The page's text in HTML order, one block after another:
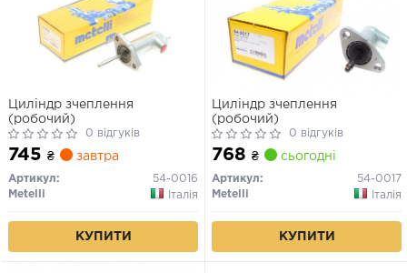
Циліндр зчеплення
(робочий)
0 відгуків
745 ₴ завтра
Артикул:
54-0016
Metelli
Італія
КУПИТИ
Циліндр зчеплення
(робочий)
0 відгуків
768 ₴ сьогодні
Артикул:
54-0017
Metelli
Італія
КУПИТИ